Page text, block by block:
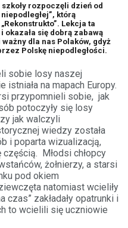
rozpoczęli dzień od
którą
Lekcja ta
się dobrą zabawą
dla nas Polaków, gdyż
Polskę niepodległości.
sobie losy naszej
na mapach Europy.
przypomnieli sobie, jak
potoczyły się losy
jak walczyli
wiedzy została
i poparta wizualizacją,
Młodsi chłopcy
żołnierzy, a starsi
pod okiem
natomiast wcieliły
czas” zakładały opatrunki i
to wcielili się uczniowie